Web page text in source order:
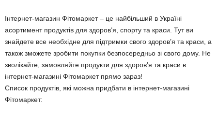
Інтернет-магазин Фітомаркет – це найбільший в Україні
асортимент продуктів для здоров’я, спорту та краси. Тут ви
знайдете все необхідне для підтримки свого здоров’я та краси, а
також зможете зробити покупки безпосередньо зі свого дому. Не
зволікайте, замовляйте продукти для здоров’я та краси в
інтернет-магазині Фітомаркет прямо зараз!
Список продуктів, які можна придбати в інтернет-магазині
Фітомаркет: